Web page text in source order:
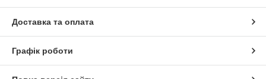
Доставка та оплата
Графік роботи